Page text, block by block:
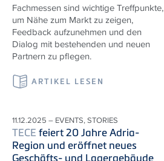
Fachmessen sind wichtige Treffpunkte,
um Nähe zum Markt zu zeigen,
Feedback aufzunehmen und den
Dialog mit bestehenden und neuen
Partnern zu pflegen.
ARTIKEL LESEN
11.12.2025 – EVENTS, STORIES
TECE feiert 20 Jahre Adria-
Region und eröffnet neues
Geschäfts- und Lagergebäude